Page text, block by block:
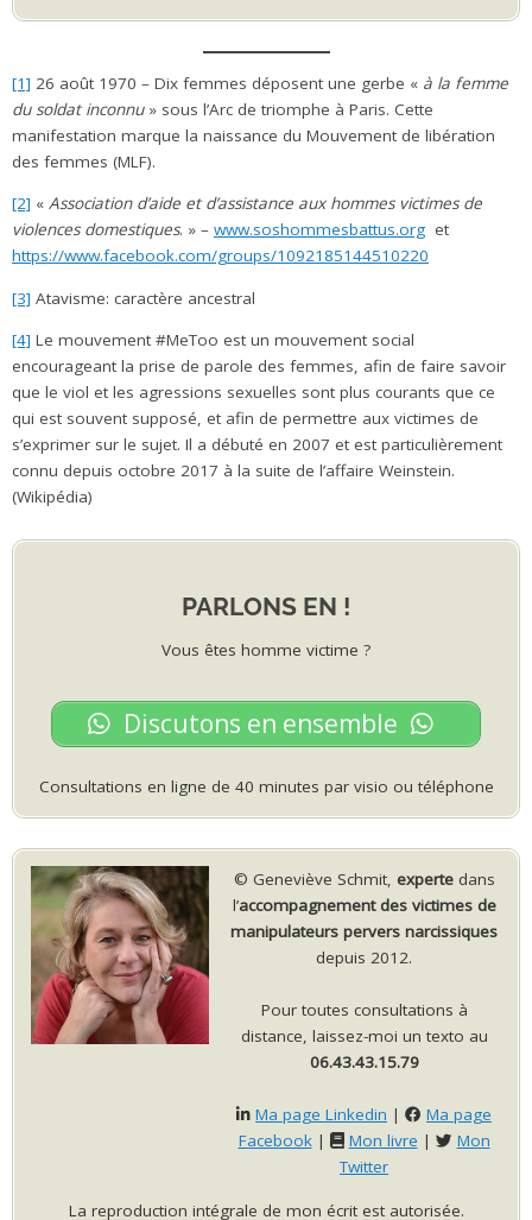
[1] 26 août 1970 – Dix femmes déposent une gerbe « à la femme
du soldat inconnu» sous l’Arc de triomphe à Paris. Cette
manifestation marque la naissance du Mouvement de libération
des femmes (MLF).
[2] « Association d’aide et d’assistance aux hommes victimes de
violences domestiques. » – www.soshommesbattus.org et
https://www.facebook.com/groups/1092185144510220
[3] Atavisme: caractère ancestral
[4] Le mouvement #MeToo est un mouvement social
encourageant la prise de parole des femmes, afin de faire savoir
que le viol et les agressions sexuelles sont plus courants que ce
qui est souvent supposé, et afin de permettre aux victimes de
s’exprimer sur le sujet. Il a débuté en 2007 et est particulièrement
connu depuis octobre 2017 à la suite de l’affaire Weinstein.
(Wikipédia)
PARLONS EN !
Vous êtes homme victime ?
Discutons en ensemble
Consultations en ligne de 40 minutes par visio ou téléphone
© Geneviève Schmit, expertedans
l’accompagnement des victimes de
manipulateurs pervers narcissiques
depuis 2012.
Pour toutes consultations à
distance, laissez-moi un texto au
06.43.43.15.79
Ma page Linkedin |
Ma page
Facebook| Mon livre |
Mon
Twitter
La reproduction intégrale de mon écrit est autorisée.